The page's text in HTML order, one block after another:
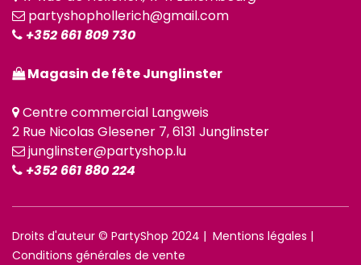
partyshophollerich@gmail.com
+352 661 809 730
Magasin de fête Junglinster
Centre commercial Langweis
2 Rue Nicolas Glesener 7, 6131 Junglinster
junglinster@partyshop.lu
+352 661 880 224
Droits d'auteur © PartyShop 2024 | Mentions légales |
Conditions générales de vente